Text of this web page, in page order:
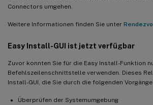
Connectors umgehen.
Weitere Informationen finden Sie unter
Easy Install-GUI ist jetzt verfügbar
Zuvor konnten Sie für die Easy Install-Funktion
Befehlszeilenschnittstelle verwenden. Dieses
Install-GUI, die Sie durch die folgenden
Überprüfen der Systemumgebung